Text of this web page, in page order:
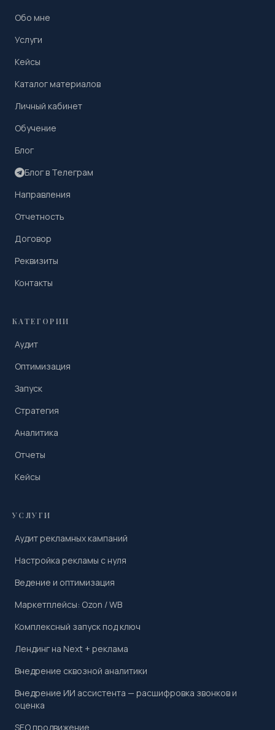
Обо мне
Услуги
Кейсы
Каталог материалов
Личный кабинет
Обучение
Блог
Блог в Телеграм
Направления
Отчетность
Договор
Реквизиты
Контакты
КАТЕГОРИИ
Аудит
Оптимизация
Запуск
Стратегия
Аналитика
Отчеты
Кейсы
УСЛУГИ
Аудит рекламных кампаний
Настройка рекламы с нуля
Ведение и оптимизация
Маркетплейсы: Ozon / WB
Комплексный запуск под ключ
Лендинг на Next + реклама
Внедрение сквозной аналитики
Внедрение ИИ ассистента — расшифровка звонков и
оценка
SEO продвижение